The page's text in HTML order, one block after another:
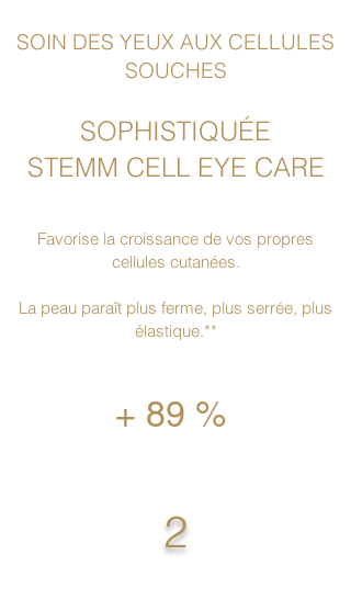
SOIN DES YEUX AUX CELLULES
SOUCHES
SOPHISTIQUÉE
STEMM CELL EYE CARE
Favorise la croissance de vos propres
cellules cutanées.
La peau paraît plus ferme, plus serrée, plus
élastique.**
+ 89 %
2